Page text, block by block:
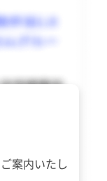
ご案内いたし